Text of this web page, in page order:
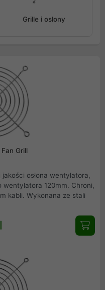
Grille i osłony
Grill
osłona wentylatora,
120mm. Chroni,
kabli. Wykonana ze stali